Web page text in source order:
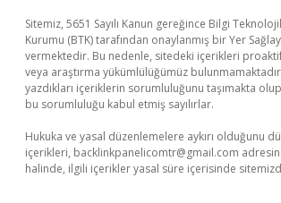
Sitemiz, 5651 Sayılı Kanun gereğince Bilgi
Kurumu (BTK) tarafından onaylanmış bir Yer
vermektedir. Bu nedenle, sitedeki içerikleri
veya araştırma yükümlülüğümüz
yazdıkları içeriklerin sorumluluğunu taşımakta
bu sorumluluğu kabul etmiş sayılırlar.
Hukuka ve yasal düzenlemelere aykırı olduğunu
içerikleri, backlinkpanelicomtr@gmail.com
halinde, ilgili içerikler yasal süre içerisinde